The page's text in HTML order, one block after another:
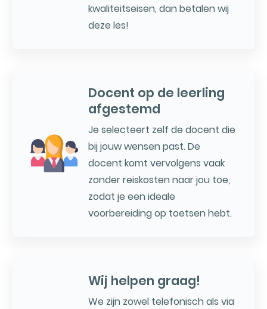
kwaliteitseisen, dan betalen wij
deze les!
Docent op de leerling
afgestemd
Je selecteert zelf de docent die
bij jouw wensen past. De
docent komt vervolgens vaak
zonder reiskosten naar jou toe,
zodat je een ideale
voorbereiding op toetsen hebt.
Wij helpen graag!
We zijn zowel telefonisch als via